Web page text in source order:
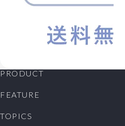
(1)会員番号、パスワードを不正に
(2)当ホームページにアクセスして
(3)当社が扱う商品の知的所有権を
(4)その他、この利用規約に反する
第6条 (会員情報の取扱い)
PRODUCT
FEATURE
TOPICS